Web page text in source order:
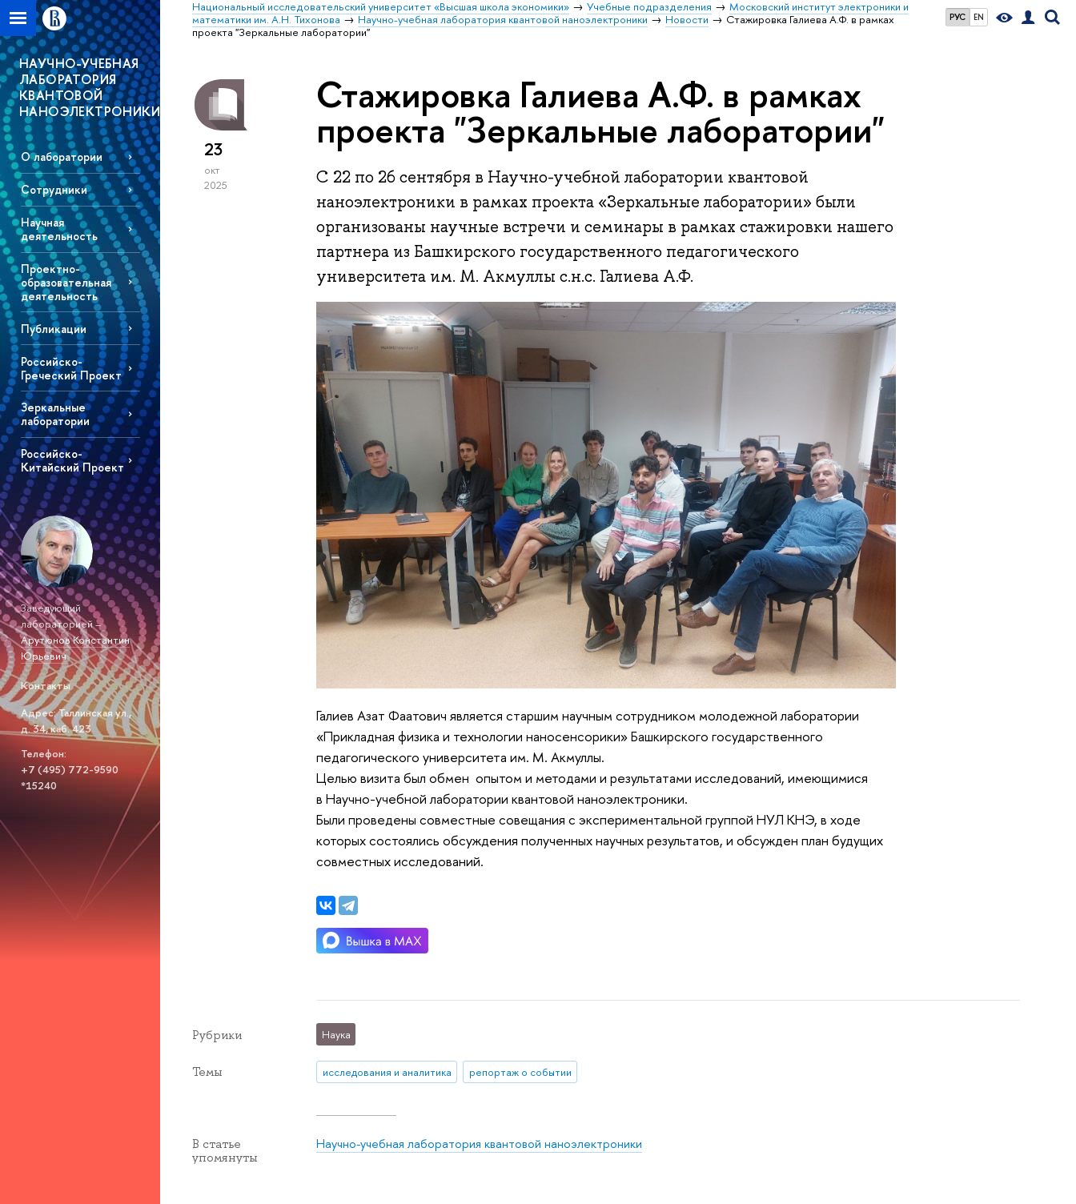
РУС EN
Национальный исследовательский университет «Высшая школа экономики» Учебные подразделения
Московский институт электроники и
математики им. А.Н. Тихонова
Научно-учебная лаборатория квантовой наноэлектроники Новости
Стажировка Галиева А.Ф. в рамках
проекта "Зеркальные лаборатории"
НАУЧНО-УЧЕБНАЯ
ЛАБОРАТОРИЯ
КВАНТОВОЙ
НАНОЭЛЕКТРОНИКИ
О лаборатории
Сотрудники
Научная
деятельность
Проектно-
образовательная
деятельность
Публикации
Российско-
Греческий Проект
Зеркальные
лаборатории
Российско-
Китайский Проект
Заведующий
лабораторией –
Арутюнов Константин
Юрьевич
Контакты
Адрес: Таллинская ул.,
д. 34, каб. 423
Телефон:
+7 (495) 772-9590
*15240
23
окт
2025
Стажировка Галиева А.Ф. в рамках
проекта "Зеркальные лаборатории"
С 22 по 26 сентября в Научно-учебной лаборатории квантовой
наноэлектроники в рамках проекта «Зеркальные лаборатории» были
организованы научные встречи и семинары в рамках стажировки нашего
партнера из Башкирского государственного педагогического
университета им. М. Акмуллы c.н.с. Галиева А.Ф.
Галиев Азат Фаатович является старшим научным сотрудником молодежной лаборатории
«Прикладная физика и технологии наносенсорики» Башкирского государственного
педагогического университета им. М. Акмуллы.
Целью визита был обмен опытом и методами и результатами исследований, имеющимися
в Научно-учебной лаборатории квантовой наноэлектроники.
Были проведены совместные совещания с экспериментальной группой НУЛ КНЭ, в ходе
которых состоялись обсуждения полученных научных результатов, и обсужден план будущих
совместных исследований.
Рубрики Наука
Темы исследования и аналитика репортаж о событии
В статье
упомянуты
Научно-учебная лаборатория квантовой наноэлектроники